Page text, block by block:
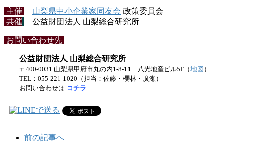
主催 山梨県中小企業家同友会 政策委員会
共催
公益財団法人 山梨総合研究所
お問い合わせ先
公益財団法人 山梨総合研究所
〒400-0031 山梨県甲府市丸の内1-8-11 八光地産ビル5F（地図 ）
TEL：055-221-1020（担当：佐藤・櫻林・廣瀬）
お問い合わせは コチラ
前の記事へ